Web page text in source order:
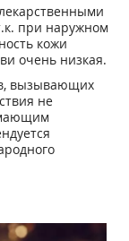
при наружном
кожи
очень низкая.
вызывающих
не